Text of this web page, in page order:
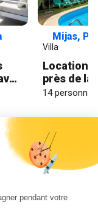
pendant votre
Mijas,
Villa
Location
près de la
mer,
14 personnes
avec